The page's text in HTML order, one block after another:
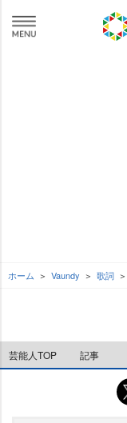
ホーム Vaundy 歌詞
芸能人TOP 記事